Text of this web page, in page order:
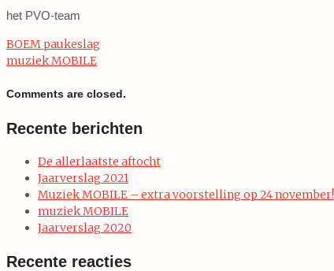
het PVO-team
BOEM paukeslag
muziek MOBILE
Comments are closed.
Recente berichten
De allerlaatste aftocht
Jaarverslag 2021
Muziek MOBILE – extra voorstelling op 24 november!
muziek MOBILE
Jaarverslag 2020
Recente reacties